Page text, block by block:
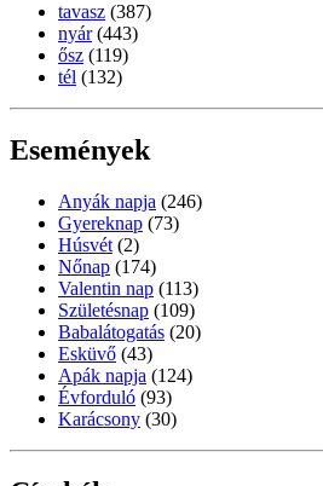
tavasz (387)
nyár (443)
ősz (119)
tél (132)
Események
Anyák napja (246)
Gyereknap (73)
Húsvét (2)
Nőnap (174)
Valentin nap (113)
Születésnap (109)
Babalátogatás (20)
Esküvő (43)
Apák napja (124)
Évforduló (93)
Karácsony (30)